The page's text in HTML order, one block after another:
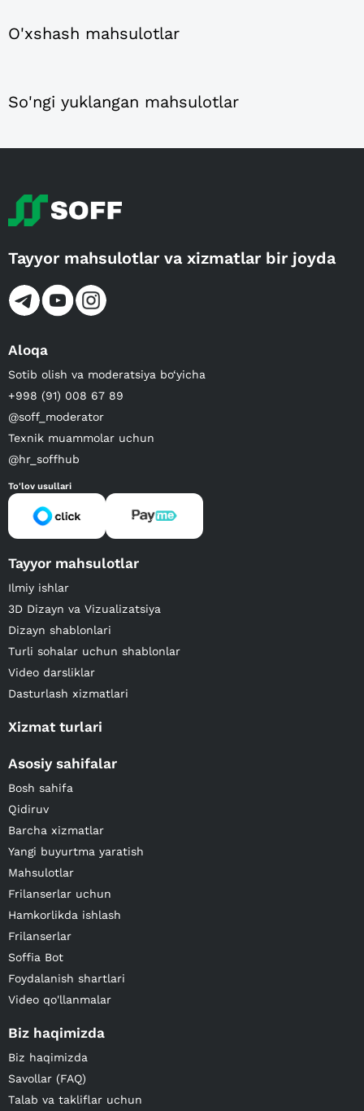
O'xshash mahsulotlar
So'ngi yuklangan mahsulotlar
Tayyor mahsulotlar va xizmatlar bir joyda
Aloqa
Sotib olish va moderatsiya bo‘yicha
+998 (91) 008 67 89
@soff_moderator
Texnik muammolar uchun
@hr_soffhub
To'lov usullari
Tayyor mahsulotlar
Ilmiy ishlar
3D Dizayn va Vizualizatsiya
Dizayn shablonlari
Turli sohalar uchun shablonlar
Video darsliklar
Dasturlash xizmatlari
Xizmat turlari
Asosiy sahifalar
Bosh sahifa
Qidiruv
Barcha xizmatlar
Yangi buyurtma yaratish
Mahsulotlar
Frilanserlar uchun
Hamkorlikda ishlash
Frilanserlar
Soffia Bot
Foydalanish shartlari
Video qo'llanmalar
Biz haqimizda
Biz haqimizda
Savollar (FAQ)
Talab va takliflar uchun